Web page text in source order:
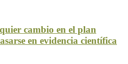
cambio en el plan
en evidencia científica